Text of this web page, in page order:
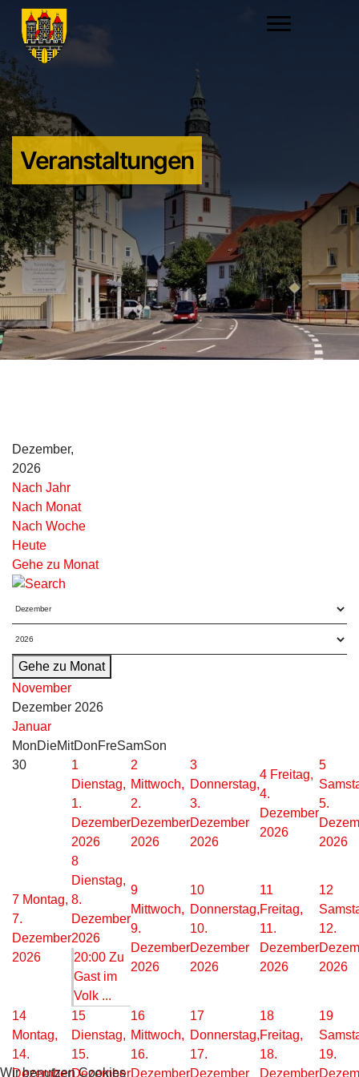
Veranstaltungen
Dezember,
2026
Nach Jahr
Nach Monat
Nach Woche
Heute
Gehe zu Monat
Gehe zu Monat
November
Dezember 2026
Januar
MonDieMitDonFreSamSon
30
1
Dienstag,
1.
Dezember
2026
2
Mittwoch,
2.
Dezember
2026
3
Donnerstag,
3.
Dezember
2026
4 Freitag,
4.
Dezember
2026
5
5.
2026
7 Montag,
7.
Dezember
2026
8
Dienstag,
8.
Dezember
2026
20:00 Zu
Gast im
Volk ...
9
Mittwoch,
9.
Dezember
2026
10
Donnerstag,
10.
Dezember
2026
11
Freitag,
11.
Dezember
2026
12
12.
2026
14
Montag,
14.
Dezember
15
Dienstag,
15.
Dezember
16
Mittwoch,
16.
Dezember
17
Donnerstag,
17.
Dezember
18
Freitag,
18.
Dezember
19
19.
Wir benutzen Cookies